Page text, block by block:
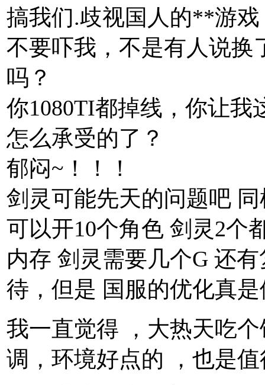
搞我们.歧视国人的**游戏
不要吓我，不是有人说换
吗？
你1080TI都掉线，你让我
怎么承受的了？
郁闷~！！！
剑灵可能先天的问题吧
可以开10个角色 剑灵2个
内存 剑灵需要几个G 还
待，但是 国服的优化真
我一直觉得 ，大热天吃
调，环境好点的 ，也是